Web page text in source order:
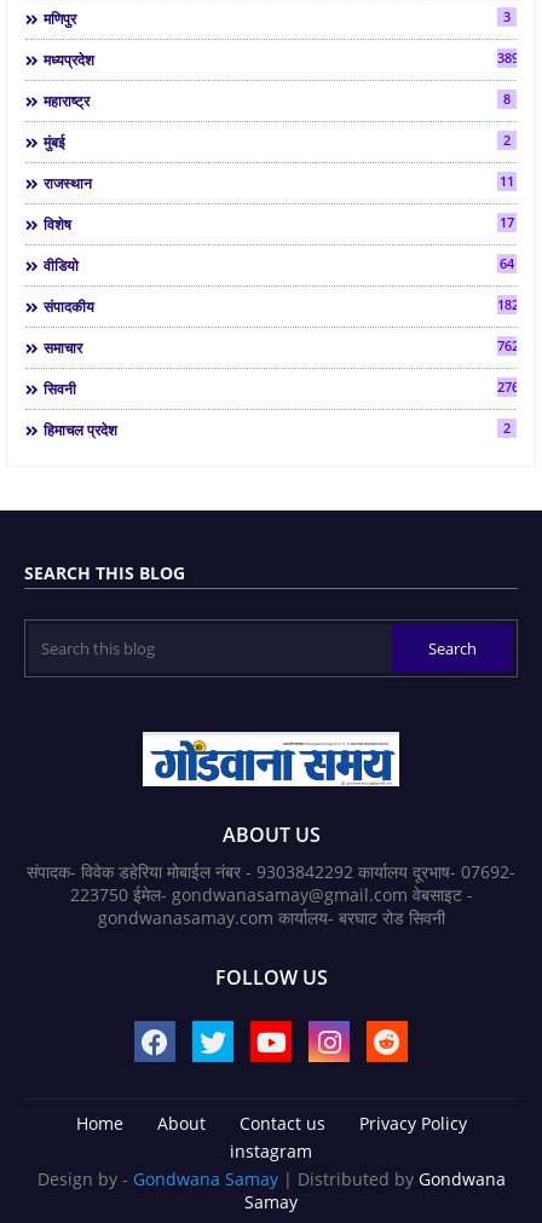
मणिपुर 3
मध्यप्रदेश 3892
महाराष्ट्र 8
मुंबई 2
राजस्थान 11
विशेष 17
वीडियो 64
संपादकीय 182
समाचार 7624
सिवनी 2763
हिमाचल प्रदेश 2
SEARCH THIS BLOG
ABOUT US
संपादक- विवेक डहेरिया मोबाईल नंबर - 9303842292 कार्यालय दूरभाष- 07692-
223750 ईमेल- gondwanasamay@gmail.com वेबसाइट -
gondwanasamay.com कार्यालय- बरघाट रोड सिवनी
FOLLOW US
Home About Contact us
Privacy Policy
instagram
Design by - Gondwana Samay | Distributed by Gondwana
Samay